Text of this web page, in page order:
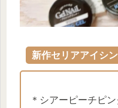
新作セリアアイシ
＊シアーピーチピン